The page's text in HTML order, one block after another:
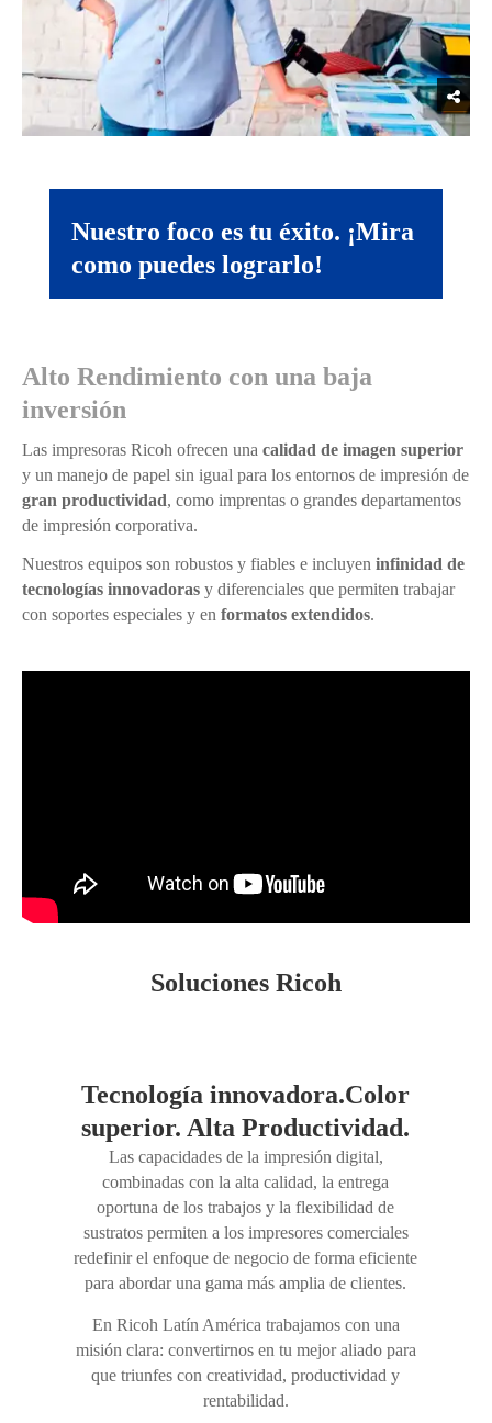
Tecnología innovadora.Color
superior. Alta Productividad.
Las capacidades de la impresión digital,
combinadas con la alta calidad, la entrega
oportuna de los trabajos y la flexibilidad de
sustratos permiten a los impresores comerciales
redefinir el enfoque de negocio de forma eficiente
para abordar una gama más amplia de clientes.
En Ricoh Latín América trabajamos con una
misión clara: convertirnos en tu mejor aliado para
que triunfes con creatividad, productividad y
rentabilidad.
Nuestro foco es tu éxito. ¡Mira
como puedes lograrlo!
Alto Rendimiento con una baja
inversión
Las impresoras Ricoh ofrecen una calidad de imagen superior
y un manejo de papel sin igual para los entornos de impresión de
gran productividad, como imprentas o grandes departamentos
de impresión corporativa.
Nuestros equipos son robustos y fiables e incluyen infinidad de
tecnologías innovadoras y diferenciales que permiten trabajar
con soportes especiales y en formatos extendidos.
Soluciones Ricoh